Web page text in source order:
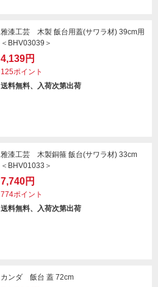
雅漆工芸 木製 飯台用蓋(サワラ材) 39cm用
＜BHV03039＞
4,139円
125ポイント
送料無料、入荷次第出荷
雅漆工芸 木製銅箍 飯台(サワラ材) 33cm
＜BHV01033＞
7,740円
774ポイント
送料無料、入荷次第出荷
カンダ 飯台 蓋 72cm